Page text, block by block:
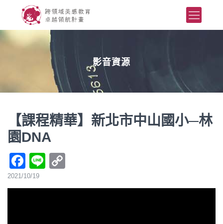
影音資源
【課程精華】新北市中山國小─林
園DNA
Facebook
Line
2021/10/19